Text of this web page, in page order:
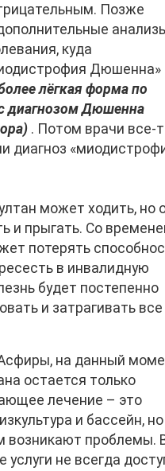
Позже
куда
Дюшенна»
лёгкая форма по
диагнозом Дюшенна
. Потом врачи все-
диагноз
может ходить, но
и прыгать. Со
потерять
в инвалидную
будет постепенно
и затрагивать все
на данный
остается только
лечение – это
и бассейн, но
возникают проблемы.
услуги не всегда